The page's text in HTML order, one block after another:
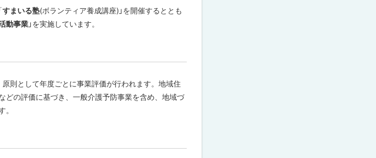
すまいる塾(ボランティア養成講座)」を開催するととも
動事業 」を実施しています。
則として年度ごとに事業評価が行われます。地域住
どの評価に基づき、一般介護予防事業を含め、地域づ